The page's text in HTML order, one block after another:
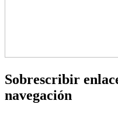
Sobrescribir
navegación